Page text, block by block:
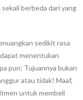
berbeda dari yang
sedikit rasa
menentukan
pun; Tujuannya bukan
atau tidak! Maaf,
untuk membeli